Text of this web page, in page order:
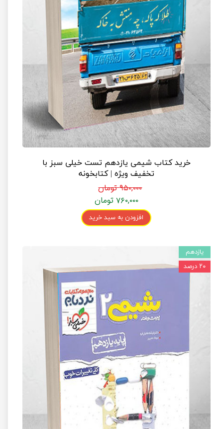
خرید کتاب شیمی یازدهم تست خیلی سبز با
تخفیف ویژه | کتابخونه
۹۵۰,۰۰۰ تومان
۷۶۰,۰۰۰ تومان
افزودن به سبد خرید
یازدهم
۲۰ درصد